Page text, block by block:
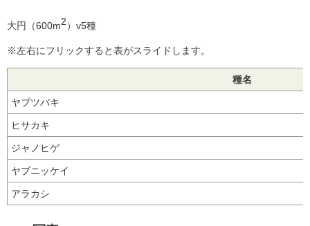
大円（600m2）v5種
※左右にフリックすると表がスライドします。
種名
ヤブツバキ
ヒサカキ
ジャノヒゲ
ヤブニッケイ
アラカシ